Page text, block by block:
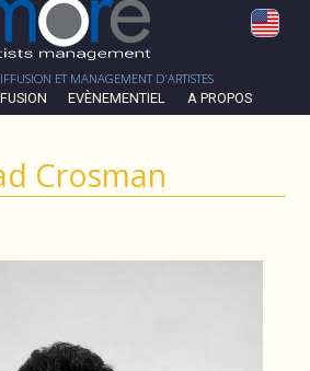
ET MANAGEMENT D’ARTISTES
EVÈNEMENTIEL A PROPOS
Crosman